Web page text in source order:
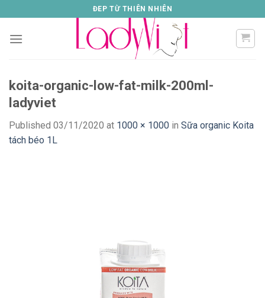
to
content
ĐEP TỪ THIÊN NHIÊN
koita-organic-low-fat-milk-200ml-
ladyviet
Published 03/11/2020 at 1000 × 1000 in Sữa organic Koita
tách béo 1L